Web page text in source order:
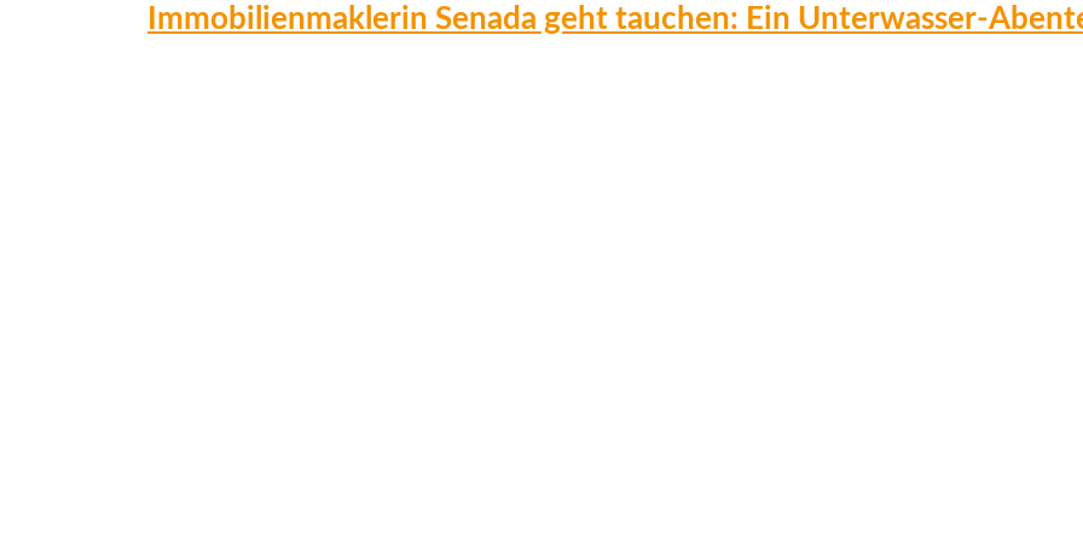
Immobilienmaklerin Senada geht tauchen: Ein Unterwasser-